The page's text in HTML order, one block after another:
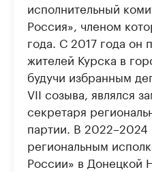
исполнительный
Россия», членом
года. С 2017 года он
жителей Курска в
будучи избранным
VII созыва, являлся
секретаря
партии. В 2022–2024
региональным
России» в Донецкой